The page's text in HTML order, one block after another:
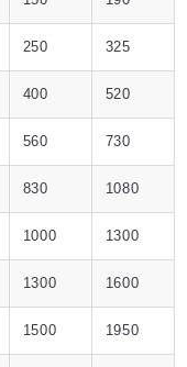
250 325
400 520
560 730
830 1080
1000 1300
1300 1600
1500 1950